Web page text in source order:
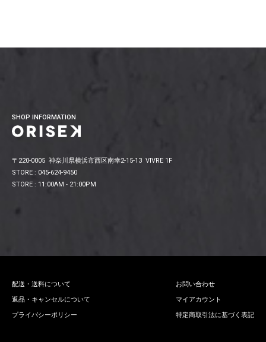
SHOP INFORMATION
〒220-0005 神奈川県横浜市西区南幸2-15-13 VIVRE 1F
STORE : 045-624-9450
STORE : 11:00AM - 21:00PM
配送・送料について
返品・キャンセルについて
プライバシーポリシー
お問い合わせ
マイアカウント
特定商取引法に基づく表記